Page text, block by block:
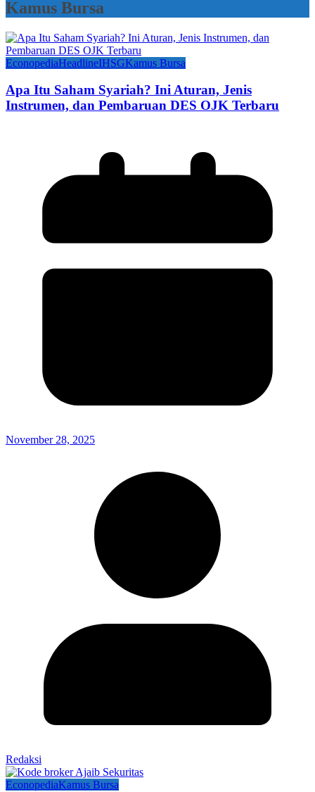
Kamus Bursa
EconopediaHeadlineIHSGKamus Bursa
Apa Itu Saham Syariah? Ini Aturan, Jenis
Instrumen, dan Pembaruan DES OJK Terbaru
November 28, 2025
Redaksi
EconopediaKamus Bursa